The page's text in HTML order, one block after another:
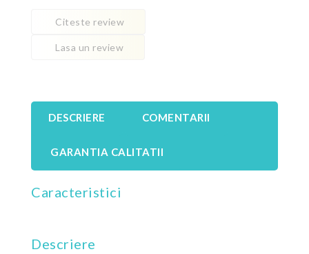
Citeste review
Lasa un review
DESCRIERE COMENTARII
GARANTIA CALITATII
Caracteristici
Descriere